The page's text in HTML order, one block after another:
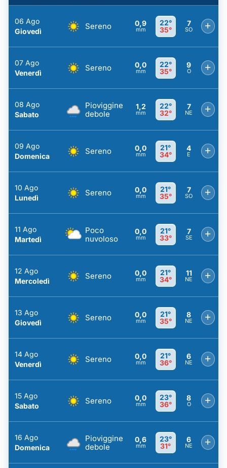
06 Ago
Giovedì
Sereno 0,9
mm
22°
35°
7
SO +
07 Ago
Venerdì
Sereno 0,0
mm
22°
35°
9
O +
08 Ago
Sabato
Pioviggine
debole
1,2
mm
22°
32°
7
NE +
09 Ago
Domenica
Sereno 0,0
mm
21°
34°
4
E +
10 Ago
Lunedì
Sereno 0,0
mm
21°
35°
7
SO +
11 Ago
Martedì
Poco
nuvoloso
0,0
mm
21°
33°
7
SE +
12 Ago
Mercoledì
Sereno 0,0
mm
21°
34°
11
NE +
13 Ago
Giovedì
Sereno 0,0
mm
21°
35°
8
NE +
14 Ago
Venerdì
Sereno 0,0
mm
21°
36°
6
NE +
15 Ago
Sabato
Sereno 0,0
mm
23°
36°
8
O +
16 Ago
Domenica
Pioviggine
debole
0,6
mm
23°
31°
6
NE +